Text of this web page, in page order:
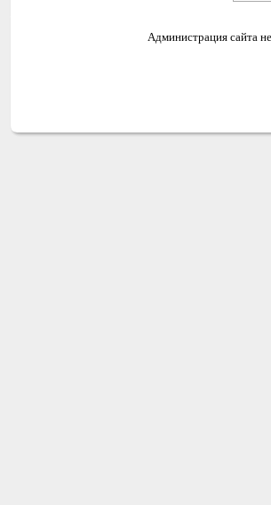
Администрация сайта